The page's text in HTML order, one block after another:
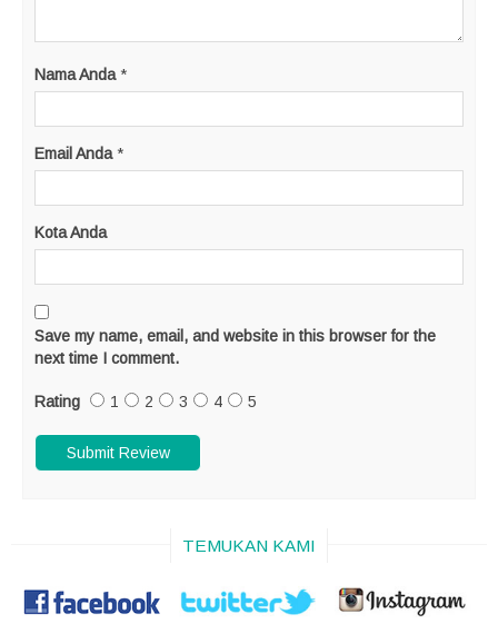
Nama Anda *
Email Anda *
Kota Anda
Save my name, email, and website in this browser for the
next time I comment.
Rating 1 2 3 4 5
TEMUKAN KAMI